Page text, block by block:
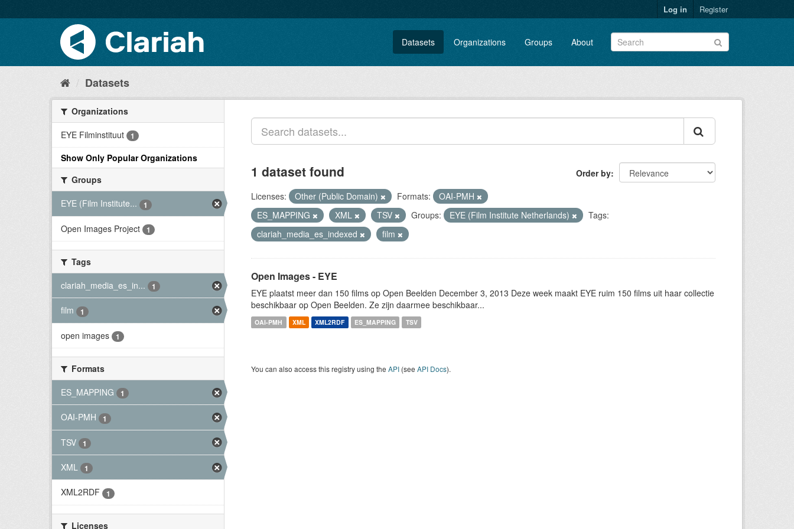
Log in Register
Datasets Organizations Groups About
Datasets
Organizations
EYE Filminstituut
1
Show Only Popular Organizations
Groups
EYE (Film Institute...
1
Open Images Project 1
Tags
clariah_media_es_in...
1
film 1
open images 1
Formats
ES_MAPPING
1
OAI-PMH 1
TSV 1
XML 1
XML2RDF 1
Licenses
Order by
1 dataset found
Licenses: Other (Public Domain) Formats:
OAI-PMH
ES_MAPPING
XML TSV Groups: EYE (Film Institute Netherlands)
Tags:
clariah_media_es_indexed
film
Open Images - EYE
EYE plaatst meer dan 150 films op Open Beelden December 3, 2013 Deze week maakt EYE ruim 150 films uit haar collectie
beschikbaar op Open Beelden. Ze zijn daarmee beschikbaar...
OAI-PMH XML XML2RDF ES_MAPPING TSV
You can also access this registry using the API (see API Docs).